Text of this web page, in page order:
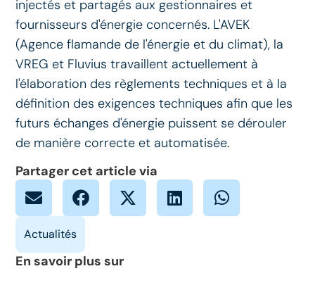
injectés et partagés aux gestionnaires et
fournisseurs d'énergie concernés. L'AVEK
(Agence flamande de l'énergie et du climat), la
VREG et Fluvius travaillent actuellement à
l'élaboration des règlements techniques et à la
définition des exigences techniques afin que les
futurs échanges d'énergie puissent se dérouler
de manière correcte et automatisée.
Partager cet article via
En savoir plus sur